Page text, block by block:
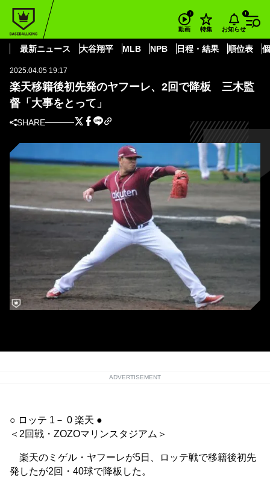
動画 特集 お知らせ
最新ニュース 大谷翔平 MLB NPB 日程・結果 順位表
BASEBALL KING
ヤフーレ
楽天移籍後初先発のヤフーレ、2回で降板 三木監督「大事をとって」
パ・リーグ
2025.04.05 19:17
楽天移籍後初先発のヤフーレ、2回で降板 三木監
督「大事をとって」
SHARE
ADVERTISEMENT
○ ロッテ 1－ 0 楽天 ●
＜2回戦・ZOZOマリンスタジアム＞
楽天のミゲル・ヤフーレが5日、ロッテ戦で移籍後初先
発したが2回・40球で降板した。